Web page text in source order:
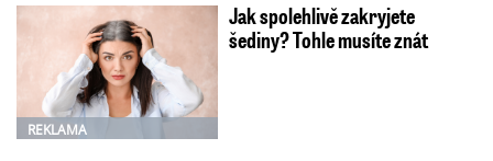
REKLAMA
Jak spolehlivě zakryjete
šediny? Tohle musíte znát